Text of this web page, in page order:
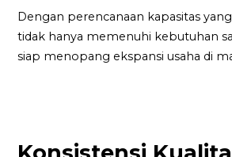
Dengan perencanaan kapasitas
tidak hanya memenuhi kebutuhan
siap menopang ekspansi usaha di